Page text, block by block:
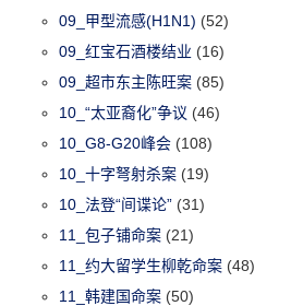
09_甲型流感(H1N1) (52)
09_红宝石酒楼结业 (16)
09_超市东主陈旺案 (85)
10_“太亚裔化”争议 (46)
10_G8-G20峰会 (108)
10_十字弩射杀案 (19)
10_法登“间谍论” (31)
11_包子铺命案 (21)
11_约大留学生柳乾命案 (48)
11_韩建国命案 (50)